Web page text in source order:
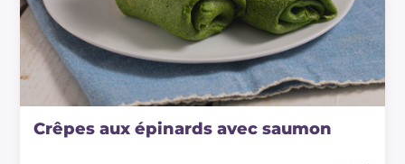
Crêpes aux épinards avec saumon